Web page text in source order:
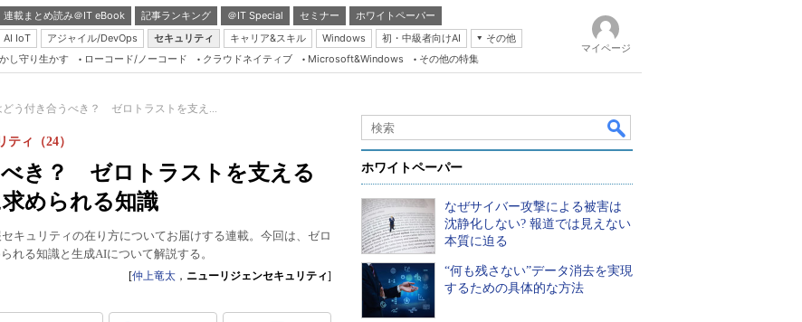
連載まとめ読み＠IT eBook 記事ランキング ＠IT Special セミナー
ホワイトペーパー
AI IoT アジャイル/DevOps セキュリティ キャリア&スキル Windows 初・中級者向けAI
その他
Server & Storage
Java Agile
Database Expert
Linux ＆ OSS
Master of IP Network
Security & Trust
し守り生かす ローコード/ノーコード クラウドネイティブ Microsoft&Windows その他の特集
マイページ
う付き合うべき？ ゼロトラストを支え...
き？ ゼロトラストを支える
められる知識
ィ（24）
キュリティの在り方についてお届けする連載。今回は、ゼロ
れる知識と生成AIについて解説する。
[仲上竜太 ， ニューリジェンセキュリティ]
ホワイトペーパー
なぜサイバー攻撃による被害は
沈静化しない? 報道では見えない
本質に迫る
“何も残さない”データ消去を実現
するための具体的な方法